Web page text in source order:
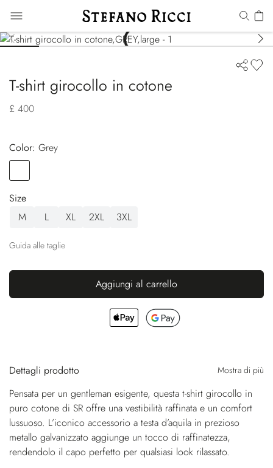
T-shirt girocollo in cotone
£ 400
Color:
grey
Size
M
L XL 2XL 3XL
Guida alle taglie
Aggiungi al carrello
Dettagli prodotto Mostra di più
Pensata per un gentleman esigente, questa t-shirt girocollo in
puro cotone di SR offre una vestibilità raffinata e un comfort
lussuoso. L’iconico accessorio a testa d’aquila in prezioso
metallo galvanizzato aggiunge un tocco di raffinatezza,
rendendolo il capo perfetto per qualsiasi look rilassato.